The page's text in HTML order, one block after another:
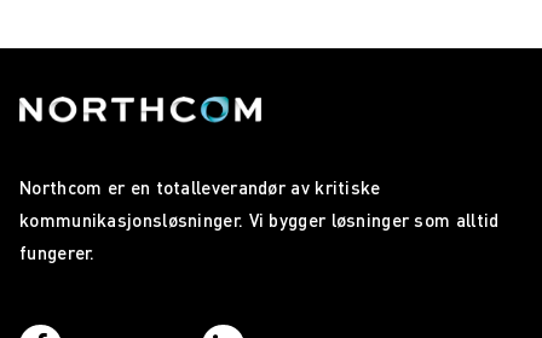
Northcom er en totalleverandør av kritiske
kommunikasjonsløsninger. Vi bygger løsninger som alltid
fungerer.